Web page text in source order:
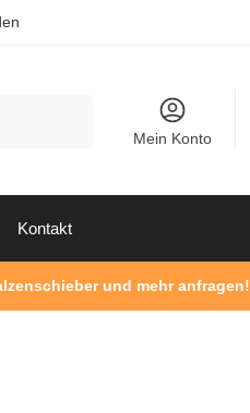
Mein Konto
Kontakt
und mehr anfragen!